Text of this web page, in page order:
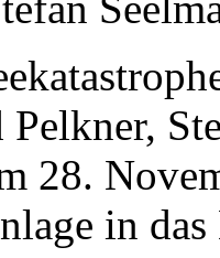
28.
in